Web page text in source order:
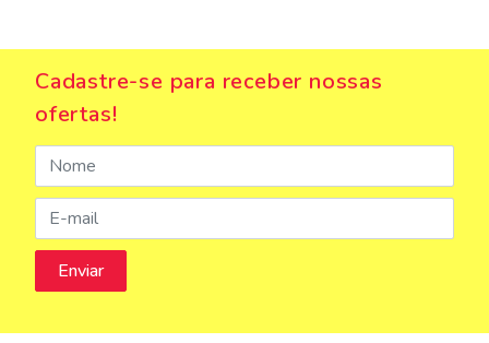
Cadastre-se para receber nossas
ofertas!